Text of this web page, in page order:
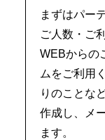
まずはパー
ご人数・ご
WEBからの
ムをご利用
りのことな
作成し、メ
ます。